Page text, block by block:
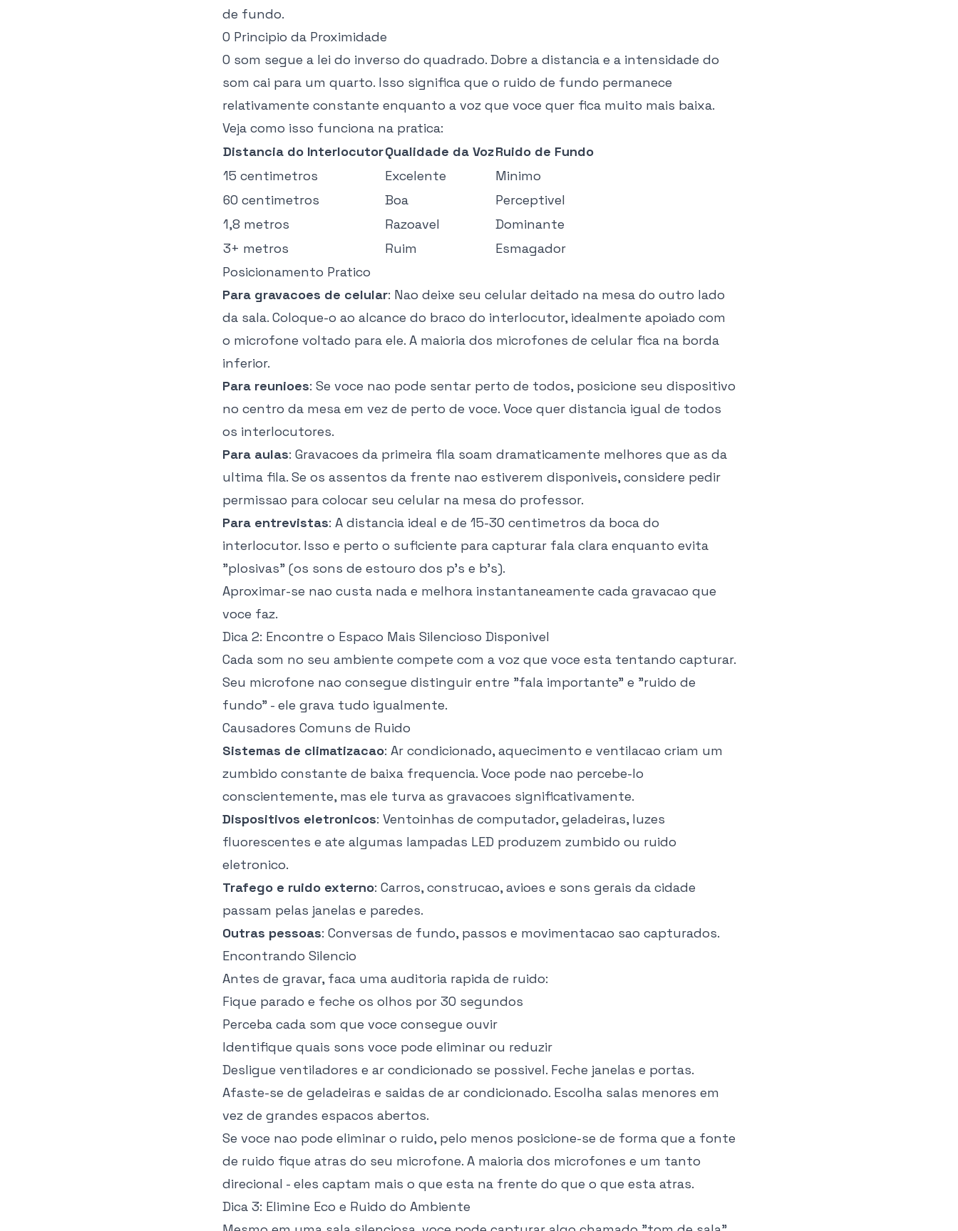
de fundo.
O Principio da Proximidade
O som segue a lei do inverso do quadrado. Dobre a distancia e a intensidade do
som cai para um quarto. Isso significa que o ruido de fundo permanece
relativamente constante enquanto a voz que voce quer fica muito mais baixa.
Veja como isso funciona na pratica:
Distancia do InterlocutorQualidade da VozRuido de Fundo
15 centimetros
Excelente
Minimo
60 centimetros
Boa
Perceptivel
1,8 metros
Razoavel
Dominante
3+ metros
Ruim
Esmagador
Posicionamento Pratico
Para gravacoes de celular: Nao deixe seu celular deitado na mesa do outro lado
da sala. Coloque-o ao alcance do braco do interlocutor, idealmente apoiado com
o microfone voltado para ele. A maioria dos microfones de celular fica na borda
inferior.
Para reunioes: Se voce nao pode sentar perto de todos, posicione seu dispositivo
no centro da mesa em vez de perto de voce. Voce quer distancia igual de todos
os interlocutores.
Para aulas: Gravacoes da primeira fila soam dramaticamente melhores que as da
ultima fila. Se os assentos da frente nao estiverem disponiveis, considere pedir
permissao para colocar seu celular na mesa do professor.
Para entrevistas: A distancia ideal e de 15-30 centimetros da boca do
interlocutor. Isso e perto o suficiente para capturar fala clara enquanto evita
"plosivas" (os sons de estouro dos p's e b's).
Aproximar-se nao custa nada e melhora instantaneamente cada gravacao que
voce faz.
Dica 2: Encontre o Espaco Mais Silencioso Disponivel
Cada som no seu ambiente compete com a voz que voce esta tentando capturar.
Seu microfone nao consegue distinguir entre "fala importante" e "ruido de
fundo" - ele grava tudo igualmente.
Causadores Comuns de Ruido
Sistemas de climatizacao: Ar condicionado, aquecimento e ventilacao criam um
zumbido constante de baixa frequencia. Voce pode nao percebe-lo
conscientemente, mas ele turva as gravacoes significativamente.
Dispositivos eletronicos: Ventoinhas de computador, geladeiras, luzes
fluorescentes e ate algumas lampadas LED produzem zumbido ou ruido
eletronico.
Trafego e ruido externo: Carros, construcao, avioes e sons gerais da cidade
passam pelas janelas e paredes.
Outras pessoas: Conversas de fundo, passos e movimentacao sao capturados.
Encontrando Silencio
Antes de gravar, faca uma auditoria rapida de ruido:
Fique parado e feche os olhos por 30 segundos
Perceba cada som que voce consegue ouvir
Identifique quais sons voce pode eliminar ou reduzir
Desligue ventiladores e ar condicionado se possivel. Feche janelas e portas.
Afaste-se de geladeiras e saidas de ar condicionado. Escolha salas menores em
vez de grandes espacos abertos.
Se voce nao pode eliminar o ruido, pelo menos posicione-se de forma que a fonte
de ruido fique atras do seu microfone. A maioria dos microfones e um tanto
direcional - eles captam mais o que esta na frente do que o que esta atras.
Dica 3: Elimine Eco e Ruido do Ambiente